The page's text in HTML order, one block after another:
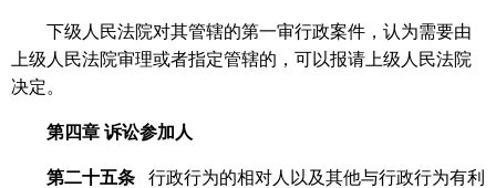
下级人民法院对其管辖的第一审行政案件，认为需要由
上级人民法院审理或者指定管辖的，可以报请上级人民法院
决定。
第四章 诉讼参加人
第二十五条
行政行为的相对人以及其他与行政行为有利